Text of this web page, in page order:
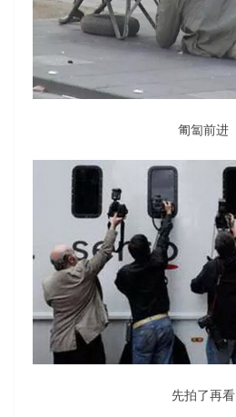
匍匐前进
先拍了再看